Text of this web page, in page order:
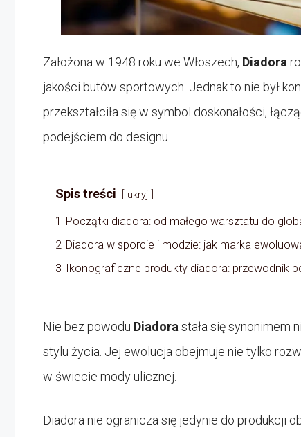
Założona w 1948 roku we Włoszech, Diadora
jakości butów sportowych. Jednak to nie był
przekształciła się w symbol doskonałości,
podejściem do designu.
Spis treści ukryj
1
Początki diadora: od małego warsztatu do
2 Diadora w sporcie i modzie: jak marka
3
Ikonograficzne produkty diadora: przewodnik
Nie bez powodu Diadorastała się synonimem
stylu życia. Jej ewolucja obejmuje nie tylko
w świecie mody ulicznej.
Diadora nie ogranicza się jedynie do produkcji